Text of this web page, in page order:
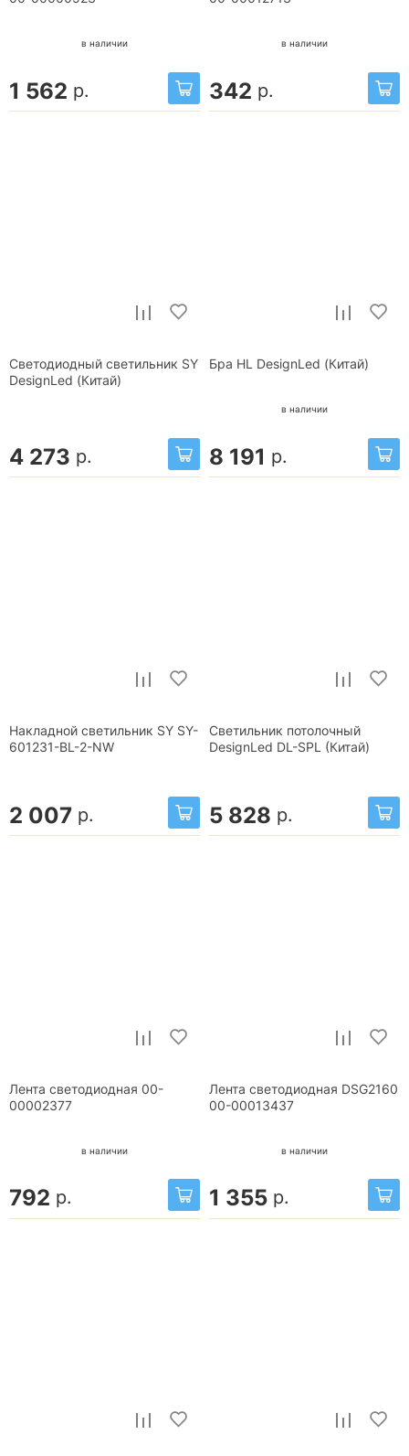
в наличии
1 562 р.
в наличии
342 р.
Светодиодный светильник SY
DesignLed (Китай)
4 273 р.
Бра HL DesignLed (Китай)
в наличии
8 191 р.
Накладной светильник SY SY-
601231-BL-2-NW
2 007 р.
Светильник потолочный
DesignLed DL-SPL (Китай)
5 828 р.
Лента светодиодная 00-
00002377
в наличии
792 р.
Лента светодиодная DSG2160
00-00013437
в наличии
1 355 р.